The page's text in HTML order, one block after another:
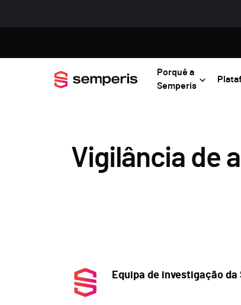
Porquê a
Semperis
Vigilância de
Equipa de investigação da